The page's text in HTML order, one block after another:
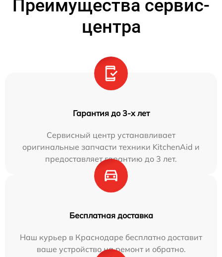
Преимущества сервис-
центра
Гарантия до 3-х лет
Сервисный центр устанавливает
оригинальные запчасти техники KitchenAid и
предоставляет гарантию до 3 лет.
Бесплатная доставка
Наш курьер в Краснодаре бесплатно доставит
ваше устройство на ремонт и обратно.